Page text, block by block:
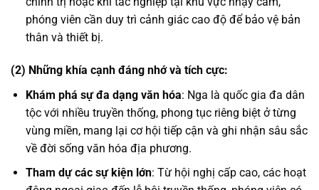
phóng viên cần duy trì cảnh giác cao độ để bảo vệ bản
thân và thiết bị.
(2) Những khía cạnh đáng nhớ và tích cực:
Khám phá sự đa dạng văn hóa: Nga là quốc gia đa dân
tộc với nhiều truyền thống, phong tục riêng biệt ở từng
vùng miền, mang lại cơ hội tiếp cận và ghi nhận sâu sắc
về đời sống văn hóa địa phương.
Tham dự các sự kiện lớn: Từ hội nghị cấp cao, các hoạt